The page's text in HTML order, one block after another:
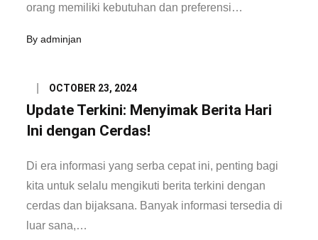
orang memiliki kebutuhan dan preferensi…
Byadminjan
Posted
on
OCTOBER 23, 2024
Update Terkini: Menyimak Berita Hari
Ini dengan Cerdas!
Di era informasi yang serba cepat ini, penting bagi
kita untuk selalu mengikuti berita terkini dengan
cerdas dan bijaksana. Banyak informasi tersedia di
luar sana,…